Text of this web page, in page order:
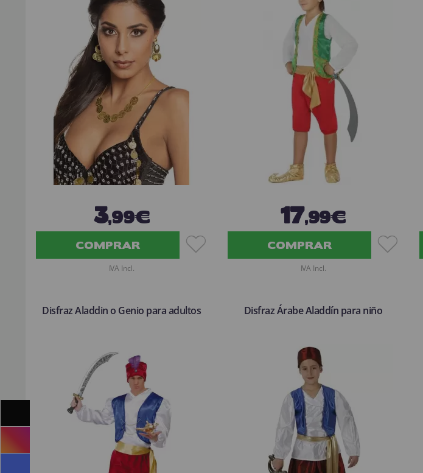
3,99€
COMPRAR
IVA Incl.
17,99€
COMPRAR
IVA Incl.
Disfraz Aladdin o Genio para adultos Disfraz Árabe Aladdín para niño